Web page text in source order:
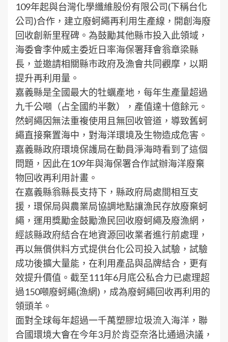
109年起與台灣化學纖維股份有限公司(下稱台化
公司)合作，建立廢蚵繩再利用生產線，開創海廢
回收創新里程碑。為鼓勵其他縣市投入此領域，
海委會李仲威主委近日率海保署拜會翁章梁縣
長，並邀請相關縣市政府及漁會共同觀摩，以期
提升再利用量。
嘉義縣是全國最大的牡蠣產地，每年生產量超過
九千公噸（占全國約半數），產值達十億餘元。
然蚵繩因無法重複使用且無回收管道，導致舊蚵
繩直接棄置海中，對海洋環境及生物造成危害。
嘉義縣政府環境保護局在動員淨海時看到了這個
問題，因此在109年與海保署合作試辦海洋廢棄
物回收再利用計畫。
在嘉義縣翁縣長支持下，縣政府局處間相互支
援，環保局與農業局協調地點讓漁民存放廢棄蚵
繩，運用獎勵金鼓勵漁民回收廢蚵繩及廢漁網，
經該縣政府結合在地資源回收業者進行前處理，
再以無償供料方式提供台化公司投入試驗，試驗
成功後擴大量能，在利用產品與品牌結合，更有
效提升價值。截至111年6月底公私合力已處理超
過150噸廢蚵繩(漁網)，成為廢蚵繩回收再利用的
領頭羊。
面對全球每年超過一千萬塑膠垃圾流入海洋，聯
合國環境大會在今年3月於肯亞奈洛比通過決議，